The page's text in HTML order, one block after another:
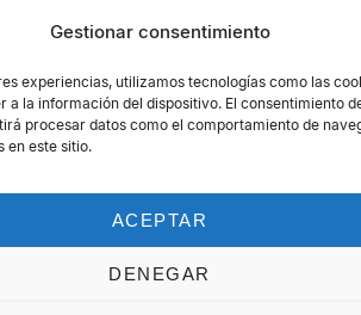
Gestionar consentimiento
experiencias, utilizamos tecnologías como las
a la información del dispositivo. El consentimiento
procesar datos como el comportamiento de
en este sitio.
ACEPTAR
DENEGAR